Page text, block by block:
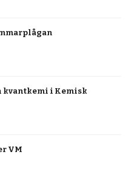
kvantkemi i Kemisk
VM